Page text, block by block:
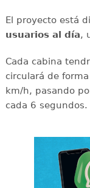
El proyecto está
usuarios al día,
Cada cabina
circulará de
km/h, pasando
cada 6 segundos.